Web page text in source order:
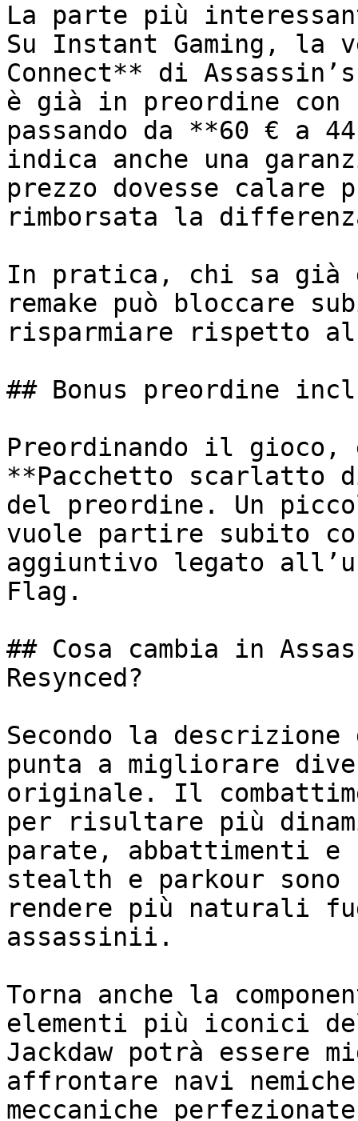
La parte più
Su Instant Gaming, la
Connect** di
è già in preordine con
passando da **60 € a
indica anche una
prezzo dovesse
rimborsata la
In pratica, chi sa già
remake può bloccare
risparmiare rispetto
## Bonus preordine
Preordinando il
**Pacchetto scarlatto
del preordine. Un
vuole partire subito
aggiuntivo legato
Flag.
## Cosa cambia in
Resynced?
Secondo la
punta a migliorare
originale. Il
per risultare più
parate, abbattimenti
stealth e parkour
rendere più naturali
assassinii.
Torna anche la
elementi più iconici
Jackdaw potrà essere
affrontare navi
meccaniche